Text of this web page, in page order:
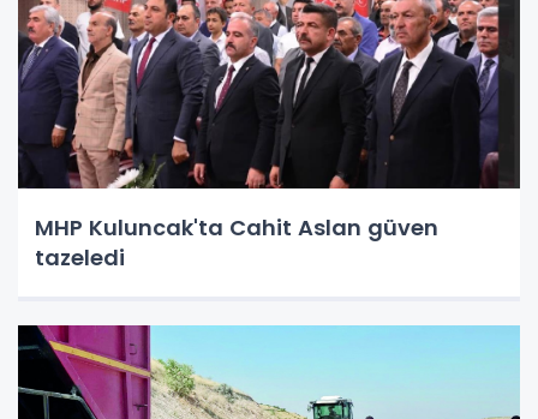
MHP Kuluncak'ta Cahit Aslan güven
tazeledi